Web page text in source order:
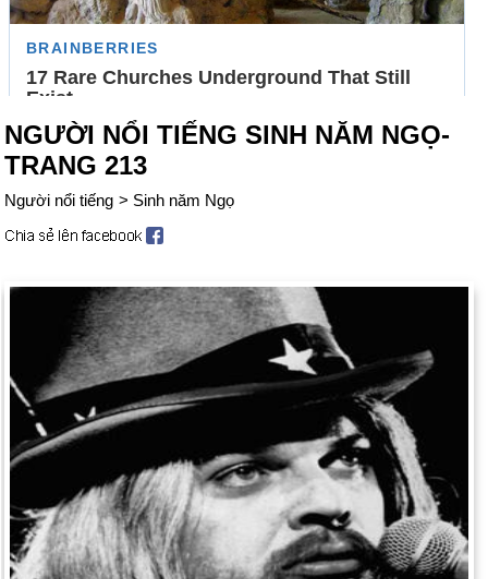
NGƯỜI NỔI TIẾNG SINH NĂM NGỌ-
TRANG 213
Người nổi tiếng > Sinh năm Ngọ